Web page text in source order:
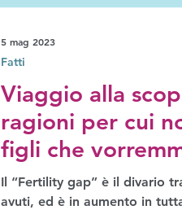
Viaggio alla
ragioni per cui
figli che
Il “Fertility gap” è il divario
avuti, ed è in aumento in
Fatti
5 mag 2023